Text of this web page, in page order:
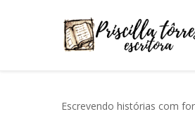
Escrevendo histórias com